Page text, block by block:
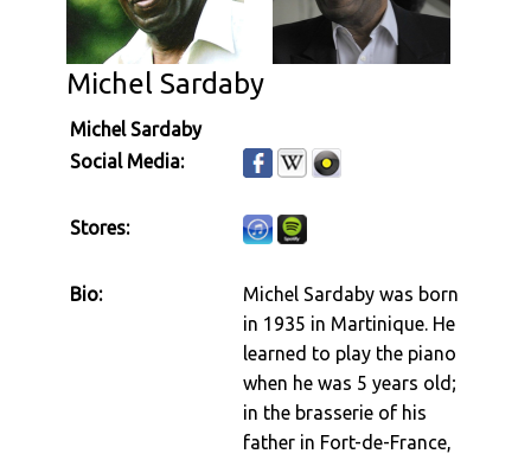
Michel Sardaby
Michel Sardaby
Social Media:
Stores:
Bio:
Michel Sardaby was born
in 1935 in Martinique. He
learned to play the piano
when he was 5 years old;
in the brasserie of his
father in Fort-de-France,